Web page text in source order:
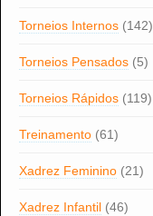
Torneios Internos(142)
Torneios Pensados(5)
Torneios Rápidos(119)
Treinamento(61)
Xadrez Feminino(21)
Xadrez Infantil(46)